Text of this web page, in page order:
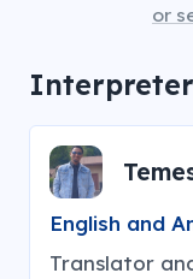
or
English and
Translator